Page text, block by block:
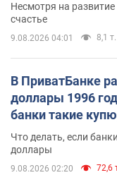
Несмотря на
счастье
9.08.2026 04:01 8,1 т.
В ПриватБанке
доллары 1996
банки такие
Что делать, если
доллары
9.08.2026 02:20 72,6